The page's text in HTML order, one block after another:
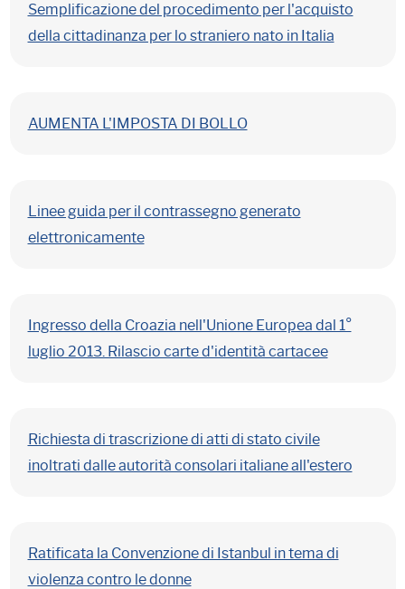
Semplificazione del procedimento per l'acquisto
della cittadinanza per lo straniero nato in Italia
AUMENTA L'IMPOSTA DI BOLLO
Linee guida per il contrassegno generato
elettronicamente
Ingresso della Croazia nell'Unione Europea dal 1°
luglio 2013. Rilascio carte d'identità cartacee
Richiesta di trascrizione di atti di stato civile
inoltrati dalle autorità consolari italiane all'estero
Ratificata la Convenzione di Istanbul in tema di
violenza contro le donne